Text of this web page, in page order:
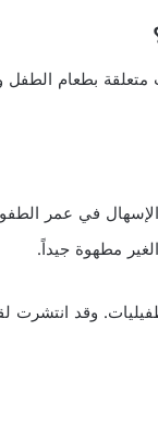
متعلقة بطعام
في عمر
مطهوة جيداً.
وقد